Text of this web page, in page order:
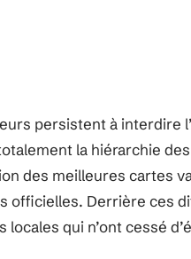
persistent à interdire
la hiérarchie
des meilleures cartes
officielles. Derrière ces
locales qui n’ont cessé